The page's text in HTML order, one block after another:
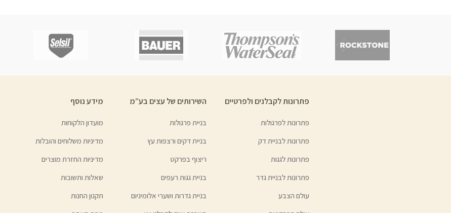
פתרונות לקבלנים ולפרטיים
פתרונות לפרגולות
פתרונות לבניית דק
פתרונות לגגות
פתרונות לבניית גדר
עולם הצבע
השירותים של עצים בע”מ
בניית פרגולות
בניית דקים ורצפות עץ
ריצוף בפרקט
בניית גגות רעפים
בניית גדרות ושערי אלומיניום
מידע נוסף
מועדון הלקוחות
מדיניות משלוחים והובלות
מדיניות החזרת מוצרים
שאלות ותשובות
תקנון החנות